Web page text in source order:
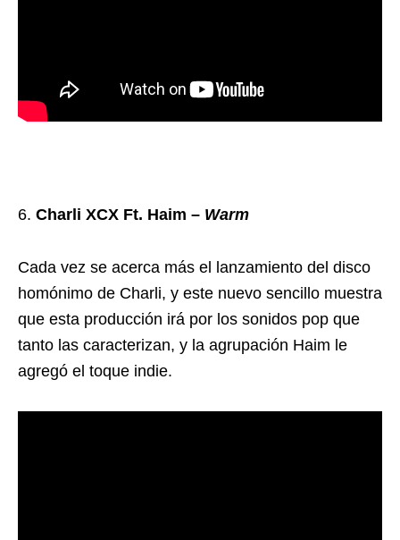
Charli XCX Ft. Haim – Warm
Cada vez se acerca más el lanzamiento del disco
homónimo de Charli, y este nuevo sencillo muestra
que esta producción irá por los sonidos pop que
tanto las caracterizan, y la agrupación Haim le
agregó el toque indie.